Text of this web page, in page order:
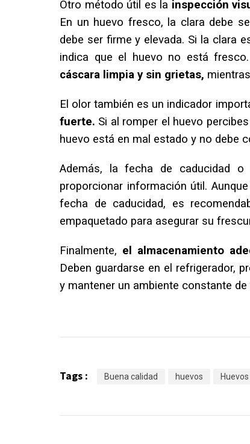
Otro método útil es la inspección
En un huevo fresco, la clara debe
debe ser firme y elevada. Si la clara
indica que el huevo no está
cáscara limpia y sin grietas,
El olor también es un indicador
fuerte. Si al romper el huevo
huevo está en mal estado y no debe
Además, la fecha de caducidad
proporcionar información útil.
fecha de caducidad, es
empaquetado para asegurar su
Finalmente, el almacenamiento
Deben guardarse en el refrigerador,
y mantener un ambiente constante de
Tags : Buena calidad huevos